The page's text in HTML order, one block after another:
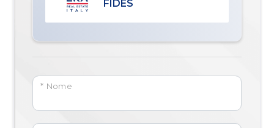
FIDES
* Nome